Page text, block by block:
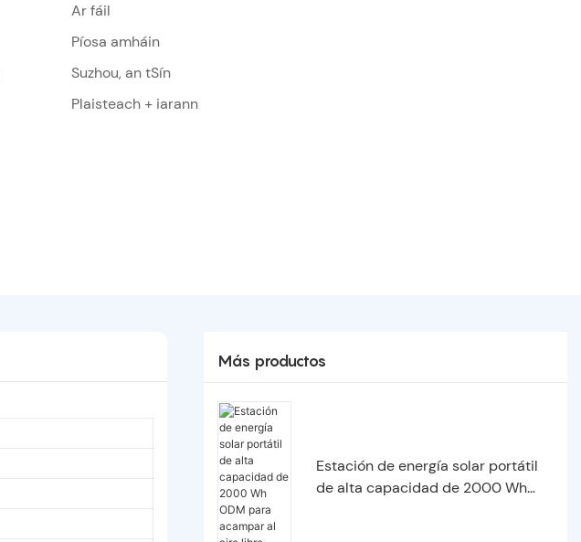
Ar fáil
Píosa amháin
Suzhou, an tSín
Plaisteach + iarann
Más productos
Estación de energía solar portátil
de alta capacidad de 2000 Wh